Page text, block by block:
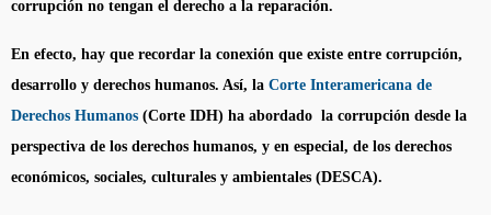
corrupción no tengan el derecho a la reparación.
En efecto, hay que recordar la conexión que existe entre corrupción,
desarrollo y derechos humanos. Así, la Corte Interamericana de
Derechos Humanos (Corte IDH) ha abordado la corrupción desde la
perspectiva de los derechos humanos, y en especial, de los derechos
económicos, sociales, culturales y ambientales (DESCA).